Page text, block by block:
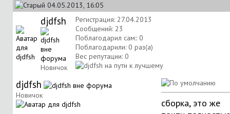
04.05.2013, 16:05
djdfsh
Новичок
Регистрация: 27.04.2013
Сообщений: 23
Поблагодарил сам:: 0
Поблагодарили: 0 раз(а)
Вес репутации: 0
djdfsh
Новичок
сборка, это же